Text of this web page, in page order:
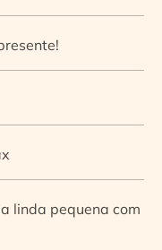
linda pequena com